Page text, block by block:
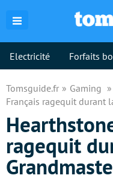
Electricité Forfaits
Tomsguide.fr Gaming
Français ragequit durant
ragequit